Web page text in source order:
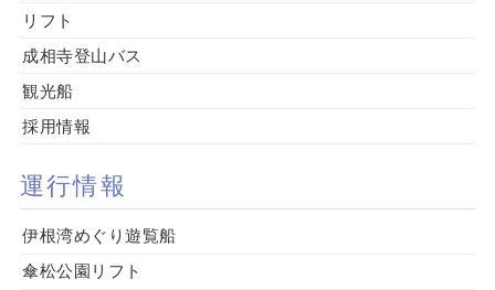
リフト
成相寺登山バス
観光船
採用情報
運行情報
伊根湾めぐり遊覧船
傘松公園リフト